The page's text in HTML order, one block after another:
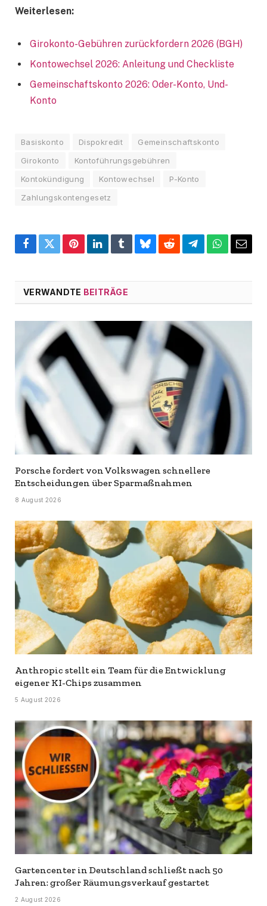
Weiterlesen:
Girokonto-Gebühren zurückfordern 2026 (BGH)
Kontowechsel 2026: Anleitung und Checkliste
Gemeinschaftskonto 2026: Oder-Konto, Und-
Konto
Basiskonto Dispokredit
Gemeinschaftskonto
Girokonto
Kontoführungsgebühren
Kontokündigung
Kontowechsel
P-Konto
Zahlungskontengesetz
Facebook
TwitterPinterestLinkedInTumblrBlueskyRedditTelegramWhatsApp
Email
VERWANDTE BEITRÄGE
Porsche fordert von Volkswagen schnellere
Entscheidungen über Sparmaßnahmen
8 August 2026
Anthropic stellt ein Team für die Entwicklung
eigener KI-Chips zusammen
5 August 2026
Gartencenter in Deutschland schließt nach 50
Jahren: großer Räumungsverkauf gestartet
2 August 2026